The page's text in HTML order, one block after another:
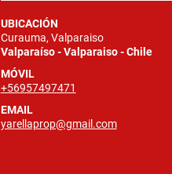
UBICACIÓN
Curauma, Valparaiso
Valparaíso - Valparaiso - Chile
MÓVIL
+56957497471
EMAIL
yarellaprop@gmail.com